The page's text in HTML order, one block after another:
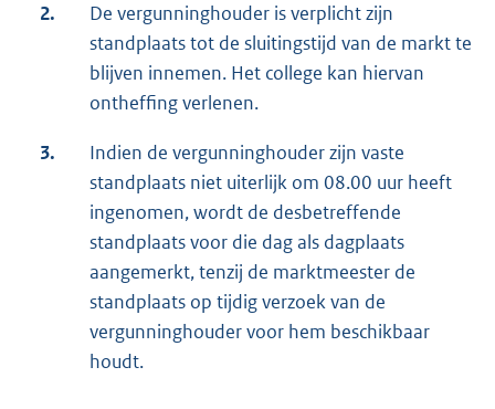
2.
De vergunninghouder is verplicht zijn
standplaats tot de sluitingstijd van de markt te
blijven innemen. Het college kan hiervan
ontheffing verlenen.
3.
Indien de vergunninghouder zijn vaste
standplaats niet uiterlijk om 08.00 uur heeft
ingenomen, wordt de desbetreffende
standplaats voor die dag als dagplaats
aangemerkt, tenzij de marktmeester de
standplaats op tijdig verzoek van de
vergunninghouder voor hem beschikbaar
houdt.